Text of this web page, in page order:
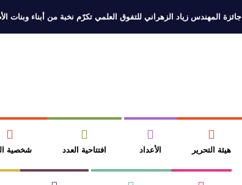
جائزة المهندس زياد الزهراني للتفوق العلمي تكرّم نخبة من أبناء وبنات
عتبات التأويل وقراءة التشكيل الصوفي والفلسفي في “مملكة الله”
هيئة التحرير الأعداد افتتاحية العدد شخصية